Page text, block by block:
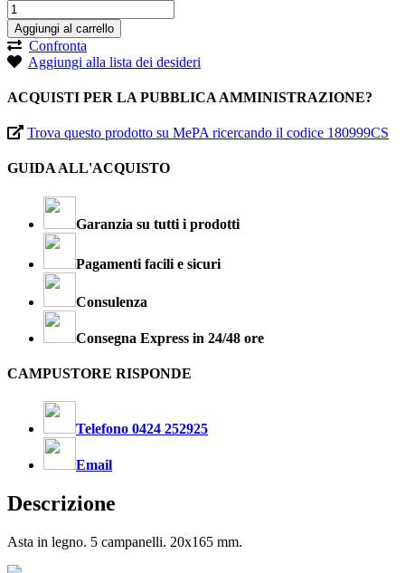
Aggiungi al carrello
Confronta
Aggiungi alla lista dei desideri
ACQUISTI PER LA PUBBLICA AMMINISTRAZIONE?
Trova questo prodotto su MePA ricercando il codice 180999CS
GUIDA ALL'ACQUISTO
Garanzia su tutti i prodotti
Pagamenti facili e sicuri
Consulenza
Consegna Express in 24/48 ore
CAMPUSTORE RISPONDE
Telefono 0424 252925
Email
Descrizione
Asta in legno. 5 campanelli. 20x165 mm.